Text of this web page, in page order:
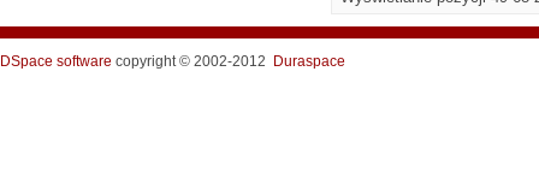
DSpace software copyright © 2002-2012 Duraspace